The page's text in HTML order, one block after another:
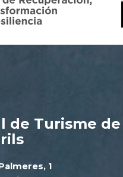
de Turisme de
1